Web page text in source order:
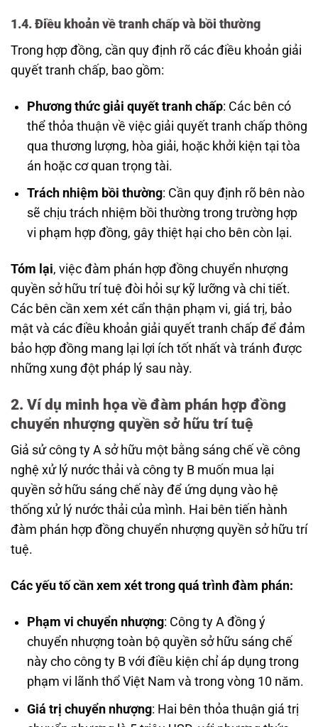
1.4. Điều khoản về tranh chấp và bồi thường
Trong hợp đồng, cần quy định rõ các điều khoản giải
quyết tranh chấp, bao gồm:
Phương thức giải quyết tranh chấp: Các bên có
thể thỏa thuận về việc giải quyết tranh chấp thông
qua thương lượng, hòa giải, hoặc khởi kiện tại tòa
án hoặc cơ quan trọng tài.
Trách nhiệm bồi thường: Cần quy định rõ bên nào
sẽ chịu trách nhiệm bồi thường trong trường hợp
vi phạm hợp đồng, gây thiệt hại cho bên còn lại.
Tóm lại, việc đàm phán hợp đồng chuyển nhượng
quyền sở hữu trí tuệ đòi hỏi sự kỹ lưỡng và chi tiết.
Các bên cần xem xét cẩn thận phạm vi, giá trị, bảo
mật và các điều khoản giải quyết tranh chấp để đảm
bảo hợp đồng mang lại lợi ích tốt nhất và tránh được
những xung đột pháp lý sau này.
2. Ví dụ minh họa về đàm phán hợp đồng
chuyển nhượng quyền sở hữu trí tuệ
Giả sử công ty A sở hữu một bằng sáng chế về công
nghệ xử lý nước thải và công ty B muốn mua lại
quyền sở hữu sáng chế này để ứng dụng vào hệ
thống xử lý nước thải của mình. Hai bên tiến hành
đàm phán hợp đồng chuyển nhượng quyền sở hữu trí
tuệ.
Các yếu tố cần xem xét trong quá trình đàm phán:
Phạm vi chuyển nhượng: Công ty A đồng ý
chuyển nhượng toàn bộ quyền sở hữu sáng chế
này cho công ty B với điều kiện chỉ áp dụng trong
phạm vi lãnh thổ Việt Nam và trong vòng 10 năm.
Giá trị chuyển nhượng: Hai bên thỏa thuận giá trị